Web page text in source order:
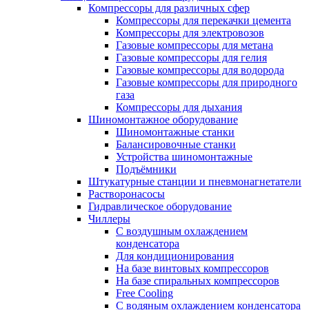
Компрессоры для различных сфер
Компрессоры для перекачки цемента
Компрессоры для электровозов
Газовые компрессоры для метана
Газовые компрессоры для гелия
Газовые компрессоры для водорода
Газовые компрессоры для природного
газа
Компрессоры для дыхания
Шиномонтажное оборудование
Шиномонтажные станки
Балансировочные станки
Устройства шиномонтажные
Подъёмники
Штукатурные станции и пневмонагнетатели
Растворонасосы
Гидравлическое оборудование
Чиллеры
С воздушным охлаждением
конденсатора
Для кондиционирования
На базе винтовых компрессоров
На базе спиральных компрессоров
Free Cooling
С водяным охлаждением конденсатора